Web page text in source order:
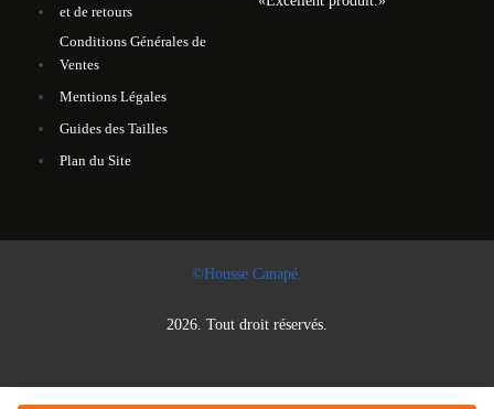
et de retours
Conditions Générales de
Ventes
Mentions Légales
Guides des Tailles
Plan du Site
©Housse Canapé.
2026. Tout droit réservés.